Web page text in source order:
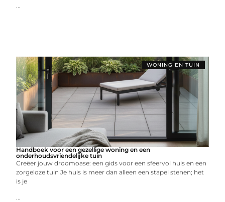
...
WONING EN TUIN
Handboek voor een gezellige woning en een
onderhoudsvriendelijke tuin
Creëer jouw droomoase: een gids voor een sfeervol huis en een
zorgeloze tuin Je huis is meer dan alleen een stapel stenen; het
is je
...